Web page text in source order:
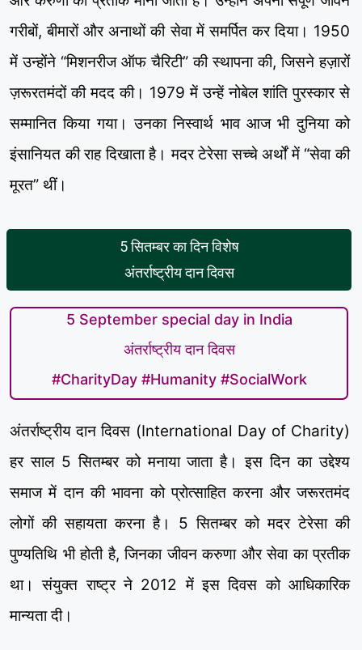
गरीबों, बीमारों और अनाथों की सेवा में समर्पित कर दिया। 1950
में उन्होंने “मिशनरीज ऑफ चैरिटी” की स्थापना की, जिसने हज़ारों
ज़रूरतमंदों की मदद की। 1979 में उन्हें नोबेल शांति पुरस्कार से
सम्मानित किया गया। उनका निस्वार्थ भाव आज भी दुनिया को
इंसानियत की राह दिखाता है। मदर टेरेसा सच्चे अर्थों में “सेवा की
मूरत” थीं।
5 सितम्बर का दिन विशेष
अंतर्राष्ट्रीय दान दिवस
5 September special day in India
अंतर्राष्ट्रीय दान दिवस
#CharityDay #Humanity #SocialWork
अंतर्राष्ट्रीय दान दिवस (International Day of Charity)
हर साल 5 सितम्बर को मनाया जाता है। इस दिन का उद्देश्य
समाज में दान की भावना को प्रोत्साहित करना और जरूरतमंद
लोगों की सहायता करना है। 5 सितम्बर को मदर टेरेसा की
पुण्यतिथि भी होती है, जिनका जीवन करुणा और सेवा का प्रतीक
था। संयुक्त राष्ट्र ने 2012 में इस दिवस को आधिकारिक
मान्यता दी।